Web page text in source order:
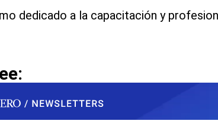
dedicado a la capacitación y